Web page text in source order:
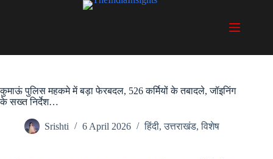
कुमाऊं पुलिस महकमे में बड़ा फेरबदल, 526 कर्मियों के तबादले, जॉइनिंग
के सख्त निर्देश…
Srishti 6 April 2026 हिंदी,उत्तराखंड,विशेष